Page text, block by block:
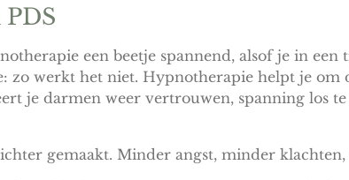
een beetje spannend, alsof je in een
zo werkt het niet. Hypnotherapie helpt je om
je darmen weer vertrouwen, spanning los
gemaakt. Minder angst, minder